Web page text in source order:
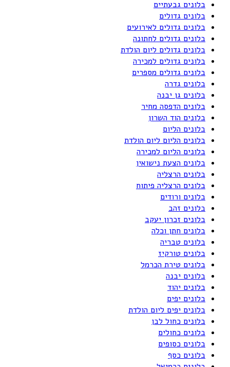
בלונים גבעתיים
בלונים גדולים
בלונים גדולים לאירועים
בלונים גדולים לחתונה
בלונים גדולים ליום הולדת
בלונים גדולים למכירה
בלונים גדולים מספרים
בלונים גדרה
בלונים גן יבנה
בלונים הדפסה מחיר
בלונים הוד השרון
בלונים הליום
בלונים הליום ליום הולדת
בלונים הליום למכירה
בלונים הצעת נישואין
בלונים הרצליה
בלונים הרצליה פיתוח
בלונים ורודים
בלונים זהב
בלונים זכרון יעקב
בלונים חתן וכלה
בלונים טבריה
בלונים טורקיז
בלונים טירת הכרמל
בלונים יבנה
בלונים יהוד
בלונים יפים
בלונים יפים ליום הולדת
בלונים כחול לבן
בלונים כחולים
בלונים כסופים
בלונים כסף